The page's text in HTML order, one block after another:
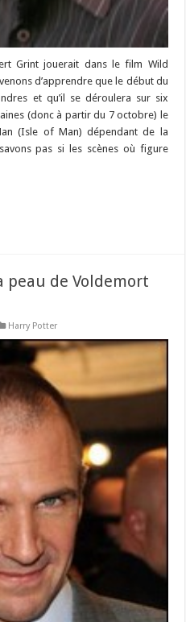
Grint jouerait dans le film Wild
d’apprendre que le début du
et qu’il se déroulera sur six
(donc à partir du 7 octobre) le
(Isle of Man) dépendant de la
pas si les scènes où figure
peau de Voldemort
Harry Potter